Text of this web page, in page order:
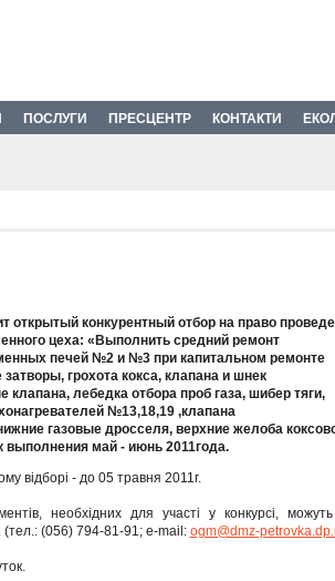
ПОСЛУГИ ПРЕСЦЕНТР КОНТАКТИ
открытый конкурентный отбор на право
цеха: «Выполнить средний ремонт
печей №2 и №3 при капитальном ремонте
грохота кокса, клапана и шнек
лебедка отбора проб газа, шибер тяги,
№13,18,19 ,клапана
газовые дросселя, верхние желоба
май - июнь 2011года.
відборі - до 05 травня 2011г.
необхідних для участі у конкурсі,
(056) 794-81-91; e-mail: ogm@dmz-